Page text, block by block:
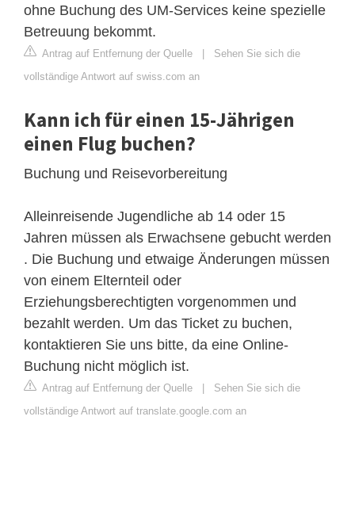
ohne Buchung des UM-Services keine spezielle
Betreuung bekommt.
Antrag auf Entfernung der Quelle
Sehen Sie sich die
vollständige Antwort auf swiss.com an
Kann ich für einen 15-Jährigen
einen Flug buchen?
Buchung und Reisevorbereitung
Alleinreisende Jugendliche ab 14 oder 15
Jahren müssen als Erwachsene gebucht werden
. Die Buchung und etwaige Änderungen müssen
von einem Elternteil oder
Erziehungsberechtigten vorgenommen und
bezahlt werden. Um das Ticket zu buchen,
kontaktieren Sie uns bitte, da eine Online-
Buchung nicht möglich ist.
Antrag auf Entfernung der Quelle
Sehen Sie sich die
vollständige Antwort auf translate.google.com an